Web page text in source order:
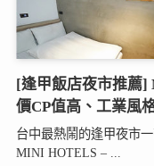
[逢甲飯店夜市推薦
價CP值高、工業風
台中最熱鬧的逢甲夜市
MINI HOTELS – ...